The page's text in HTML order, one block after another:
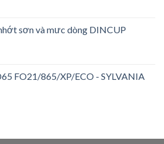
sơn và mưc dòng DINCUP
FO21/865/XP/ECO - SYLVANIA